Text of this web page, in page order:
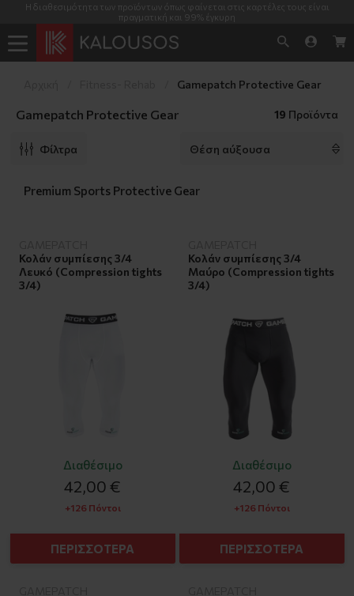
Η διαθεσιμότητα των προϊόντων όπως φαίνεται στις καρτέλες τους είναι
πραγματική και 99% έγκυρη
Gamepatch Protective Gear
Gamepatch Protective Gear 19 Προϊόντα
Φίλτρα
Premium Sports Protective Gear
Κολάν συμπίεσης 3/4
Λευκό (Compression tights
3/4)
Διαθέσιμο
42,00 €
+126 Πόντοι
ΠΕΡΙΣΣΟΤΕΡΑ
Κολάν συμπίεσης 3/4
Μαύρο (Compression tights
3/4)
Διαθέσιμο
42,00 €
+126 Πόντοι
ΠΕΡΙΣΣΟΤΕΡΑ